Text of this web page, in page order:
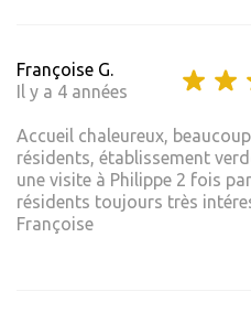
Françoise G.
Il y a 4 années
Accueil chaleureux,
résidents, établissement
une visite à Philippe 2 fois
résidents toujours très
Françoise